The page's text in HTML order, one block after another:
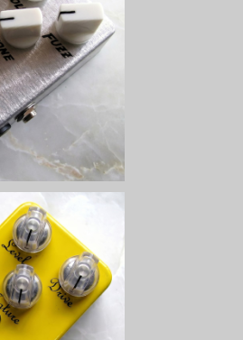
ァズキット【BA
】
ドライブキット
KIT】